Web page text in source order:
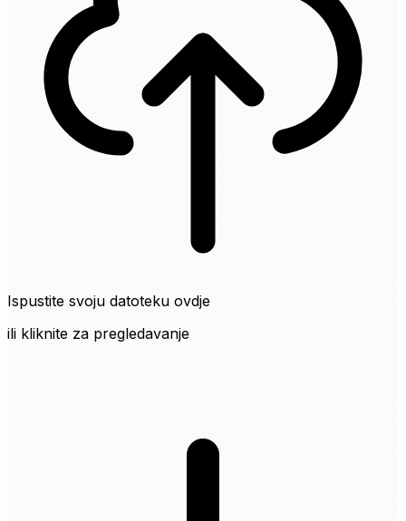
Ispustite svoju datoteku ovdje
ili kliknite za pregledavanje